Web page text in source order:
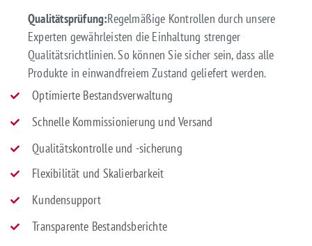
Qualitätsprüfung:Regelmäßige Kontrollen durch unsere
Experten gewährleisten die Einhaltung strenger
Qualitätsrichtlinien. So können Sie sicher sein, dass alle
Produkte in einwandfreiem Zustand geliefert werden.
Optimierte Bestandsverwaltung
Schnelle Kommissionierung und Versand
Qualitätskontrolle und -sicherung
Flexibilität und Skalierbarkeit
Kundensupport
Transparente Bestandsberichte